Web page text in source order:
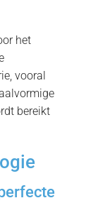
het
vooral
bereikt